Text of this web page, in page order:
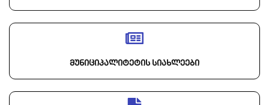
მუნიციპალიტეტის სიახლეები